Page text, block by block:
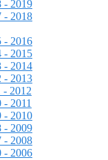
- 2019
- 2018
- 2016
- 2015
- 2014
- 2013
- 2012
2011
- 2010
- 2009
- 2008
- 2006